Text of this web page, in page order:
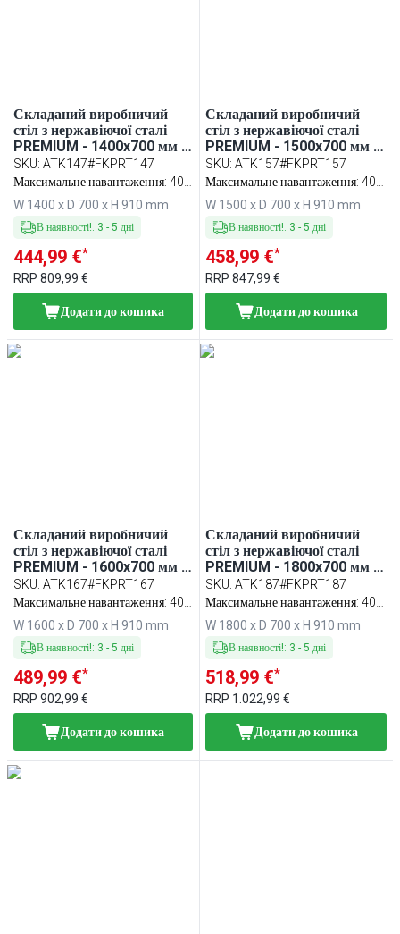
Складаний виробничий
стіл з нержавіючої сталі
PREMIUM - 1400x700 мм -
з нижньою полицею та з
посиленою стільницею - з
м’яса червона (HACCP) у
комплекті
SKU: ATK147#FKPRT147
Максимальне навантаження: 400
кг
W 1400 x D 700 x H 910 mm
В наявності!: 3 - 5 дні
444,99 €*
RRP 809,99 €
Додати до кошика
Складаний виробничий
стіл з нержавіючої сталі
PREMIUM - 1500x700 мм -
з нижньою полицею та з
посиленою стільницею - з
м’яса червона (HACCP) у
комплекті
SKU:ATK157#FKPRT157
Максимальне навантаження: 400
кг
W 1500 x D 700 x H 910 mm
В наявності!: 3 -5 дні
458,99 €*
RRP847,99 €
Додати до кошика
Складаний виробничий
стіл з нержавіючої сталі
PREMIUM - 1600x700 мм -
з нижньою полицею та з
посиленою стільницею - з
м’яса червона (HACCP) у
комплекті
SKU: ATK167#FKPRT167
Максимальне навантаження: 400
кг
W 1600 x D 700 x H 910 mm
В наявності!: 3 - 5 дні
489,99 €*
RRP 902,99 €
Додати до кошика
Складаний виробничий
стіл з нержавіючої сталі
PREMIUM - 1800x700 мм -
з нижньою полицею та з
посиленою стільницею - з
м’яса GN червона (HACCP)
у комплекті
SKU:ATK187#FKPRT187
Максимальне навантаження: 400
кг
W 1800 x D 700 x H 910 mm
В наявності!: 3 -5 дні
518,99 €*
RRP 1.022,99 €
Додати до кошика